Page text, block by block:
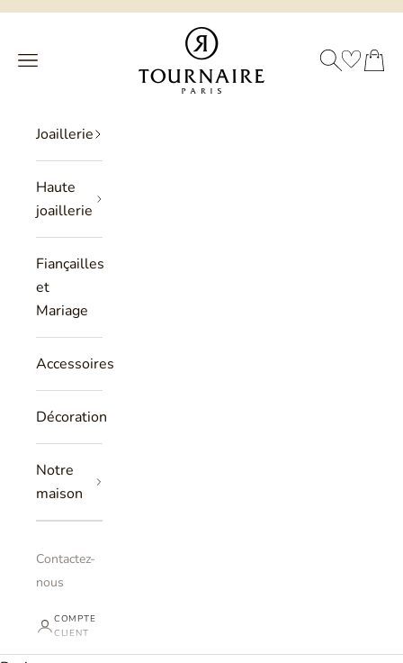
Passer au contenu
Philippe Tournaire
Menu
RECHERCHEPANIER
Joaillerie
Haute
joaillerie
Fiançailles
et
Mariage
Accessoires
Décoration
Notre
maison
Contactez-
nous
COMPTE
CLIENT